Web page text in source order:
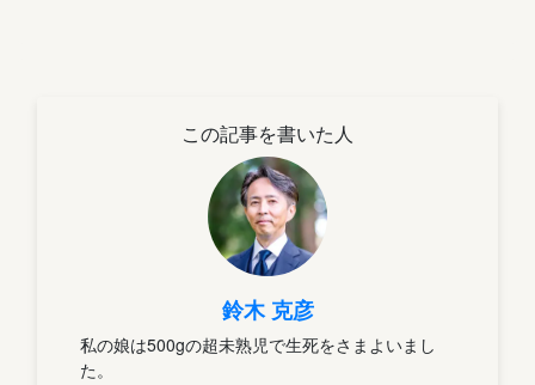
この記事を書いた人
鈴木 克彦
私の娘は500gの超未熟児で生死をさまよいまし
た。